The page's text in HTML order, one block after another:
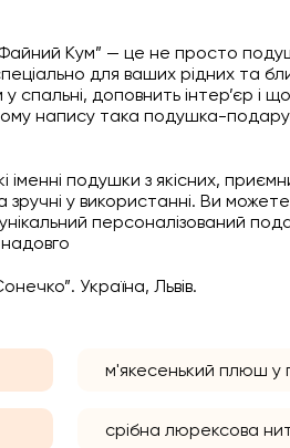
Кум” — це не просто
для ваших рідних та
спальні, доповнить інтер’єр і
напису така подушка-
іменні подушки з якісних,
зручні у використанні. Ви
персоналізований
Україна, Львів.
м'якесенький плюш у
срібна люрексова